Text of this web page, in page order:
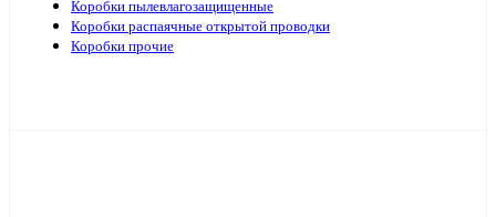
Коробки пылевлагозащищенные
Коробки распаячные открытой проводки
Коробки прочие